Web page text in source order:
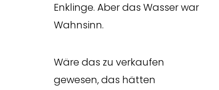
Enklinge. Aber das Wasser war
Wahnsinn.
Wäre das zu verkaufen
gewesen, das hätten